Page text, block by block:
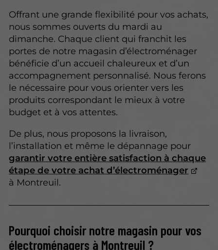
Offrant une grande flexibilité pour vos achats,
nous sommes ouverts du mardi au
dimanche. Chaque client qui franchit les
portes de notre magasin d’électroménager
bénéficie d’un accueil chaleureux et d’un
accompagnement personnalisé. Nous ferons
le nécessaire pour vous orienter vers les
produits correspondant le mieux à votre
budget et à vos attentes.
De plus, nous proposons la livraison,
l’installation et même le dépannage pour
garantir votre entière satisfaction à chaque
étape de votre achat d’électroménager
à Montreuil.
Pourquoi choisir notre magasin pour vos
électroménagers à Montreuil ?